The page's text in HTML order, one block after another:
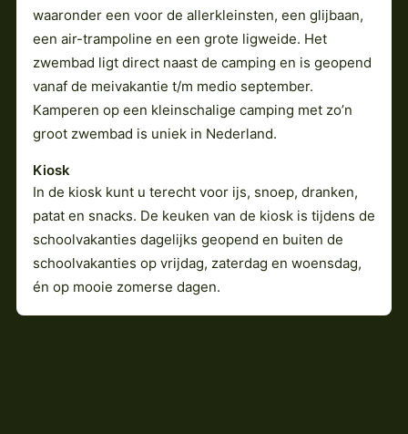
waaronder een voor de allerkleinsten, een glijbaan,
een air-trampoline en een grote ligweide. Het
zwembad ligt direct naast de camping en is geopend
vanaf de meivakantie t/m medio september.
Kamperen op een kleinschalige camping met zo’n
groot zwembad is uniek in Nederland.
Kiosk
In de kiosk kunt u terecht voor ijs, snoep, dranken,
patat en snacks. De keuken van de kiosk is tijdens de
schoolvakanties dagelijks geopend en buiten de
schoolvakanties op vrijdag, zaterdag en woensdag,
én op mooie zomerse dagen.